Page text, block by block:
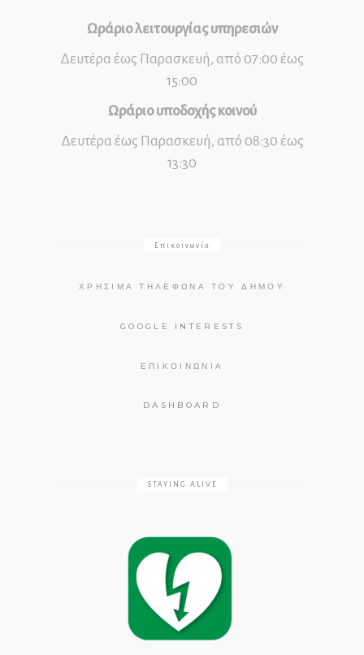
Ωράριο λειτουργίας υπηρεσιών
Δευτέρα έως Παρασκευή, από 07:00 έως
15:00
Ωράριο υποδοχής κοινού
Δευτέρα έως Παρασκευή, από 08:30 έως
13:30
Επικοινωνία
ΧΡΉΣΙΜΑ ΤΗΛΈΦΩΝΑ ΤΟΥ ΔΉΜΟΥ
GOOGLE INTERESTS
ΕΠΙΚΟΙΝΩΝΊΑ
DASHBOARD
STAYING ALIVE